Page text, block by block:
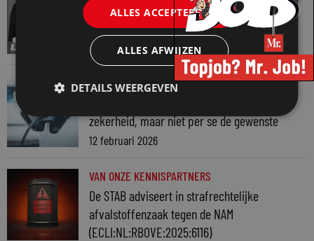
Ploum Academy: Arbeidsrecht – het
adviestraject van A tot Z
16 februari 2026
VAN ONZE KENNISPARTNERS
zekerheid, maar niet per se de gewenste
12 februari 2026
VAN ONZE KENNISPARTNERS
De STAB adviseert in strafrechtelijke
afvalstoffenzaak tegen de NAM
(ECLI:NL:RBOVE:2025:6116)
ALLES ACCEPTEREN
ALLES AFWIJZEN
DETAILS WEERGEVEN